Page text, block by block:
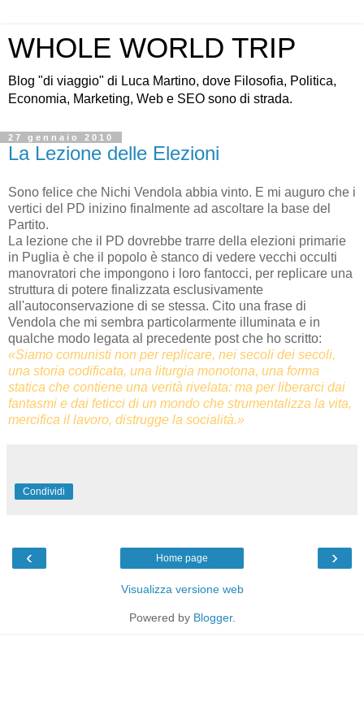
WHOLE WORLD TRIP
Blog "di viaggio" di Luca Martino, dove Filosofia, Politica,
Economia, Marketing, Web e SEO sono di strada.
27 gennaio 2010
La Lezione delle Elezioni
Sono felice che Nichi Vendola abbia vinto. E mi auguro che i
vertici del PD inizino finalmente ad ascoltare la base del
Partito.
La lezione che il PD dovrebbe trarre della elezioni primarie
in Puglia è che il popolo è stanco di vedere vecchi occulti
manovratori che impongono i loro fantocci, per replicare una
struttura di potere finalizzata esclusivamente
all'autoconservazione di se stessa. Cito una frase di
Vendola che mi sembra particolarmente illuminata e in
qualche modo legata al precedente post che ho scritto:
«Siamo comunisti non per replicare, nei secoli dei secoli,
una storia codificata, una liturgia monotona, una forma
statica che contiene una verità rivelata: ma per liberarci dai
fantasmi e dai feticci di un mondo che strumentalizza la vita,
mercifica il lavoro, distrugge la socialità.»
Condividi
‹ ›
Home page
Visualizza versione web
Powered by Blogger.